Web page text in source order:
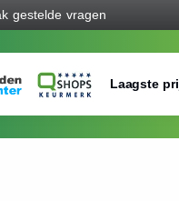
gestelde vragen
Laagste